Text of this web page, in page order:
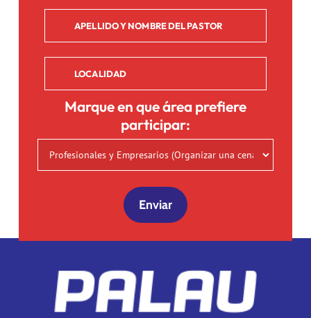
Marque en que área prefiere
participar: